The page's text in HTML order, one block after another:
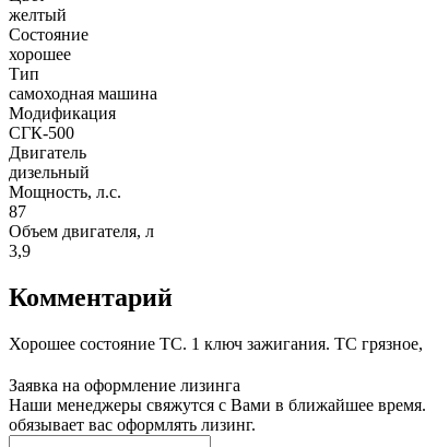
желтый
Состояние
хорошее
Тип
самоходная машина
Модификация
СГК-500
Двигатель
дизельный
Мощность, л.с.
87
Объем двигателя, л
3,9
Комментарий
Хорошее состояние ТС. 1 ключ зажигания. ТС
Заявка на оформление лизинга
Наши менеджеры свяжутся с Вами в ближайшее
обязывает вас оформлять лизинг.